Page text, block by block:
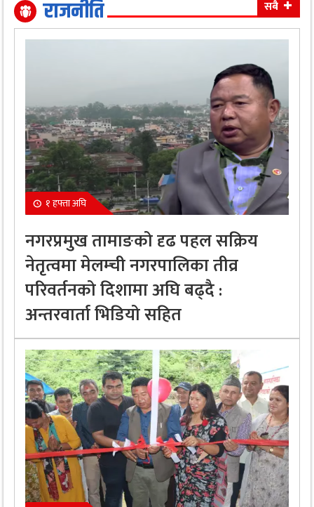
राजनीति सबै
१ हफ्ता अघि
नगरप्रमुख तामाङको दृढ पहल सक्रिय
नेतृत्वमा मेलम्ची नगरपालिका तीव्र
परिवर्तनको दिशामा अघि बढ्दै :
अन्तरवार्ता भिडियो सहित